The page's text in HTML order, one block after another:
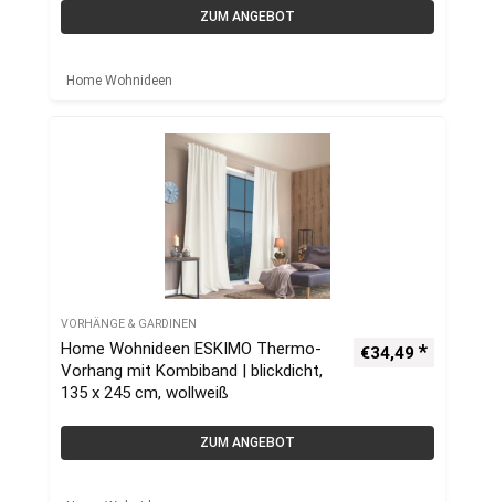
ZUM ANGEBOT
Home Wohnideen
VORHÄNGE & GARDINEN
Home Wohnideen ESKIMO Thermo-
Vorhang mit Kombiband | blickdicht,
135 x 245 cm, wollweiß
€34,49
ZUM ANGEBOT